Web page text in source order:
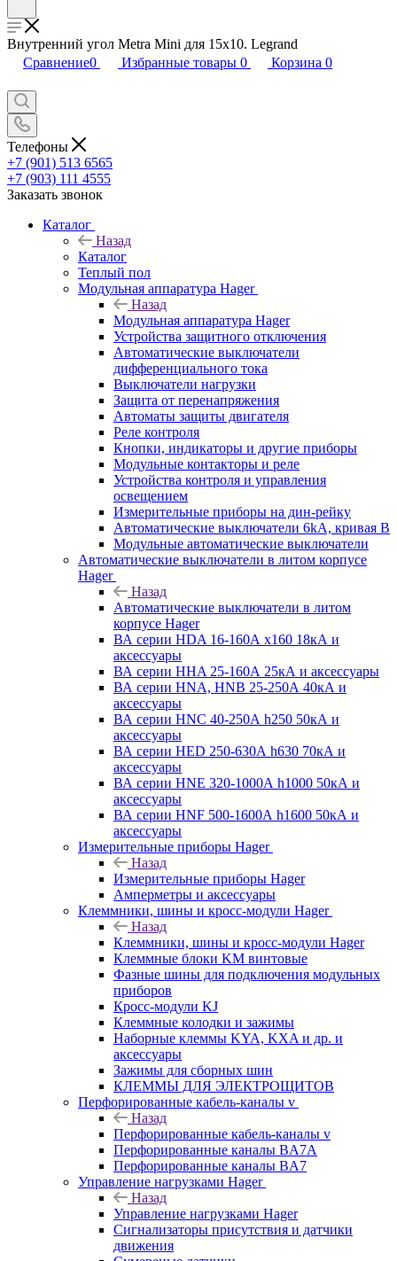
Внутренний угол Metra Mini для 15x10. Legrand
Сравнение0 Избранные товары 0 Корзина 0
Телефоны
+7 (901) 513 6565
+7 (903) 111 4555
Заказать звонок
Каталог
Назад
Каталог
Теплый пол
Модульная аппаратура Hager
Назад
Модульная аппаратура Hager
Устройства защитного отключения
Автоматические выключатели
дифференциального тока
Выключатели нагрузки
Защита от перенапряжения
Автоматы защиты двигателя
Реле контроля
Кнопки, индикаторы и другие приборы
Модульные контакторы и реле
Устройства контроля и управления
освещением
Измерительные приборы на дин-рейку
Автоматические выключатели 6kA, кривая В
Модульные автоматические выключатели
Автоматические выключатели в литом корпусе
Hager
Назад
Автоматические выключатели в литом
корпусе Hager
ВА серии HDA 16-160А x160 18кА и
аксессуары
ВА серии HHA 25-160А 25кА и аксессуары
ВА серии HNA, HNB 25-250А 40кА и
аксессуары
ВА серии HNC 40-250А h250 50кА и
аксессуары
ВА серии HED 250-630А h630 70кА и
аксессуары
ВА серии HNE 320-1000А h1000 50кА и
аксессуары
ВА серии HNF 500-1600А h1600 50кА и
аксессуары
Измерительные приборы Hager
Назад
Измерительные приборы Hager
Амперметры и аксессуары
Клеммники, шины и кросс-модули Hager
Назад
Клеммники, шины и кросс-модули Hager
Клеммные блоки KM винтовые
Фазные шины для подключения модульных
приборов
Кросс-модули KJ
Клеммные колодки и зажимы
Наборные клеммы KYA, KXA и др. и
аксессуары
Зажимы для сборных шин
КЛЕММЫ ДЛЯ ЭЛЕКТРОЩИТОВ
Перфорированные кабель-каналы v
Назад
Перфорированные кабель-каналы v
Перфорированные каналы BA7A
Перфорированные каналы BA7
Управление нагрузками Hager
Назад
Управление нагрузками Hager
Сигнализаторы присутствия и датчики
движения